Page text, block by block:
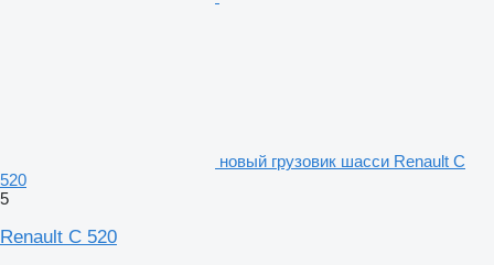
новый грузовик шасси Renault C
520
5
Renault C 520